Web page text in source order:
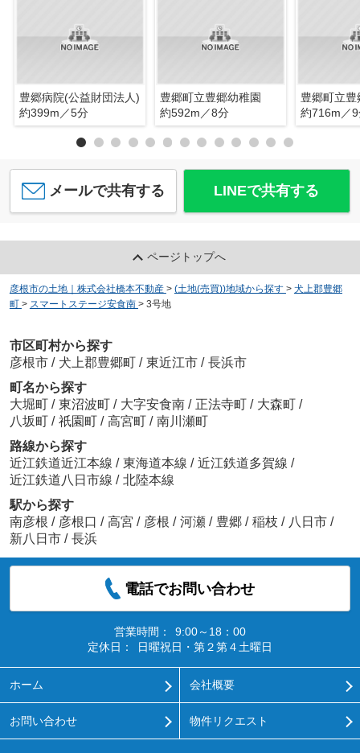
豊郷病院(公益財団法人)
約399m／5分
豊郷町立豊郷幼稚園
約592m／8分
豊郷町立豊
約716m／
メールで共有する LINEで共有する
ページトップへ
彦根市の土地｜株式会社橋本不動産 > (土地(売買))地域から探す > 犬上郡豊郷
町 > スマートステージ安食南 > 3号地
市区町村から探す
彦根市 / 犬上郡豊郷町 / 東近江市 / 長浜市
町名から探す
大堀町 / 東沼波町 / 大字安食南 / 正法寺町 / 大森町 /
八坂町 / 祇園町 / 高宮町 / 南川瀬町
路線から探す
近江鉄道近江本線 / 東海道本線 / 近江鉄道多賀線 /
近江鉄道八日市線 / 北陸本線
駅から探す
南彦根 / 彦根口 / 高宮 / 彦根 / 河瀬 / 豊郷 / 稲枝 / 八日市 /
新八日市 / 長浜
電話でお問い合わせ
営業時間：
9:00～18：00
定休日：
日曜祝日・第２第４土曜日
ホーム 会社概要
お問い合わせ 物件リクエスト